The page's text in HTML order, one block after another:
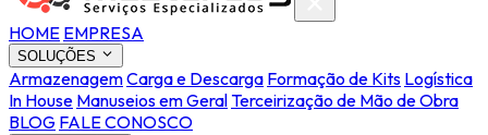
HOME EMPRESA
SOLUÇÕES
ArmazenagemCarga e Descarga Formação de Kits Logística
In House Manuseios em GeralTerceirização de Mão de Obra
BLOG FALE CONOSCO